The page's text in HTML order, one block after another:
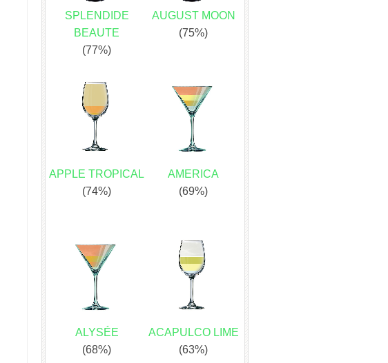
SPLENDIDE
BEAUTE
(77%)
AUGUST MOON
(75%)
APPLE TROPICAL
(74%)
AMERICA
(69%)
ALYSÉE
(68%)
ACAPULCO LIME
(63%)